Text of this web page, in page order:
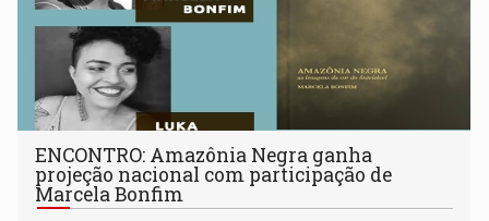
ENCONTRO: Amazônia Negra ganha
projeção nacional com participação de
Marcela Bonfim